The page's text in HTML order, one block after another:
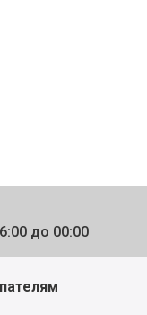
до 00:00